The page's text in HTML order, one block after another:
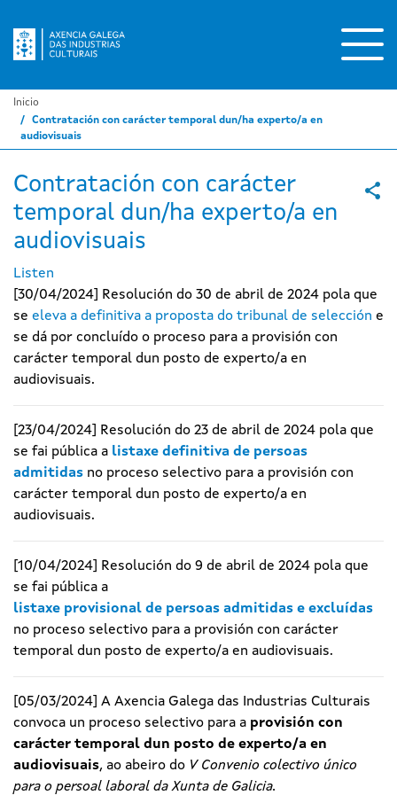
Inicio
Contratación con carácter temporal dun/ha experto/a en
audiovisuais
Contratación con carácter
temporal dun/ha experto/a en
audiovisuais
Listen
[30/04/2024] Resolución do 30 de abril de 2024 pola que
se eleva a definitiva a proposta do tribunal de selección e
se dá por concluído o proceso para a provisión con
carácter temporal dun posto de experto/a en
audiovisuais.
[23/04/2024] Resolución do 23 de abril de 2024 pola que
se fai pública a listaxe definitiva de persoas
admitidas no proceso selectivo para a provisión con
carácter temporal dun posto de experto/a en
audiovisuais.
[10/04/2024] Resolución do 9 de abril de 2024 pola que
se fai pública a
listaxe provisional de persoas admitidas e excluídas
no proceso selectivo para a provisión con carácter
temporal dun posto de experto/a en audiovisuais.
[05/03/2024] A Axencia Galega das Industrias Culturais
convoca un proceso selectivo para a provisión con
carácter temporal dun posto de experto/a en
audiovisuais, ao abeiro do V Convenio colectivo único
para o persoal laboral da Xunta de Galicia.